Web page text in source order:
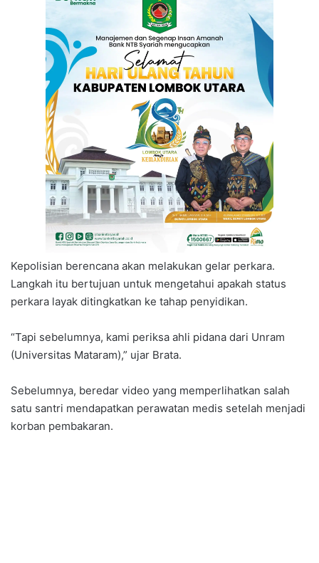
Kepolisian berencana akan melakukan gelar perkara.
Langkah itu bertujuan untuk mengetahui apakah status
perkara layak ditingkatkan ke tahap penyidikan.
“Tapi sebelumnya, kami periksa ahli pidana dari Unram
(Universitas Mataram),” ujar Brata.
Sebelumnya, beredar video yang memperlihatkan salah
satu santri mendapatkan perawatan medis setelah menjadi
korban pembakaran.